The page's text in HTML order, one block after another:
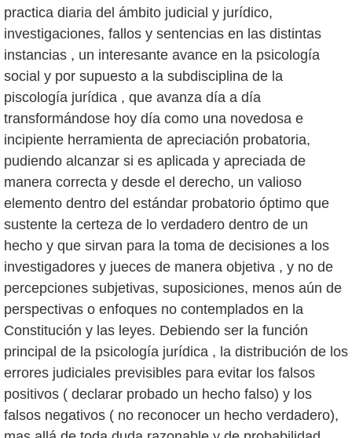
practica diaria del ámbito judicial y jurídico,
investigaciones, fallos y sentencias en las distintas
instancias , un interesante avance en la psicología
social y por supuesto a la subdisciplina de la
piscología jurídica , que avanza día a día
transformándose hoy día como una novedosa e
incipiente herramienta de apreciación probatoria,
pudiendo alcanzar si es aplicada y apreciada de
manera correcta y desde el derecho, un valioso
elemento dentro del estándar probatorio óptimo que
sustente la certeza de lo verdadero dentro de un
hecho y que sirvan para la toma de decisiones a los
investigadores y jueces de manera objetiva , y no de
percepciones subjetivas, suposiciones, menos aún de
perspectivas o enfoques no contemplados en la
Constitución y las leyes. Debiendo ser la función
principal de la psicología jurídica , la distribución de los
errores judiciales previsibles para evitar los falsos
positivos ( declarar probado un hecho falso) y los
falsos negativos ( no reconocer un hecho verdadero),